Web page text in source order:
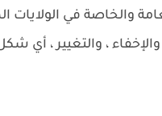
والخاصة في الولايات
، والإخفاء ، والتغيير ،